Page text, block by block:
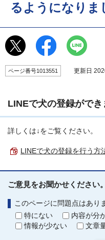
るようになりま
ページ番号1013551 更新日
LINEで犬の登録ができ
詳しくは↓をご覧ください。
LINEで犬の登録を行う方
ご意見をお聞かせください。
このページに問題点はあり
特にない
内容が分
情報が少ない
文章